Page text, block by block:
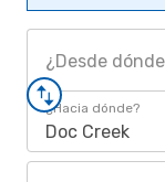
¿Desde
¿Hacia dónde?
Doc Creek